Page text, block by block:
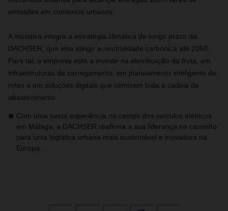
emissões em contextos urbanos.
A iniciativa integra a estratégia climática de longo prazo da
DACHSER, que visa atingir a neutralidade carbónica até 2050.
Para tal, a empresa está a investir na eletrificação da frota, em
infraestruturas de carregamento, em planeamento inteligente de
rotas e em soluções digitais que otimizem toda a cadeia de
abastecimento.
Com uma vasta experiência no campo dos veículos elétricos
em Málaga, a DACHSER reafirma a sua liderança no caminho
para uma logística urbana mais sustentável e inovadora na
Europa.